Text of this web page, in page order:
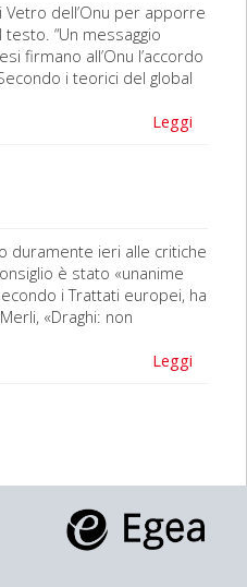
dell’Onu per apporre
“Un messaggio
firmano all’Onu l’accordo
i teorici del global
Leggi
duramente ieri alle critiche
è stato «unanime
i Trattati europei, ha
«Draghi: non
Leggi